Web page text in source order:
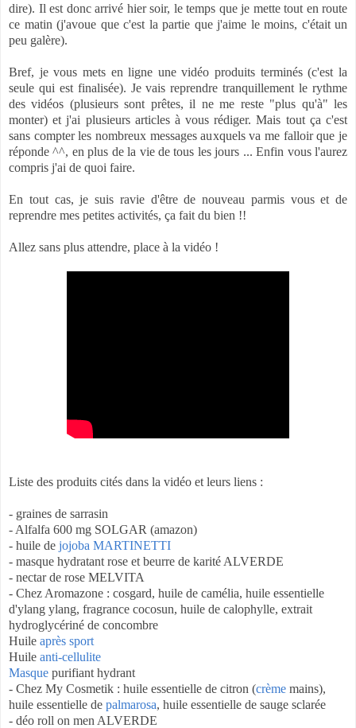
dire). Il est donc arrivé hier soir, le temps que je mette tout en route
ce matin (j'avoue que c'est la partie que j'aime le moins, c'était un
peu galère).
Bref, je vous mets en ligne une vidéo produits terminés (c'est la
seule qui est finalisée). Je vais reprendre tranquillement le rythme
des vidéos (plusieurs sont prêtes, il ne me reste "plus qu'à" les
monter) et j'ai plusieurs articles à vous rédiger. Mais tout ça c'est
sans compter les nombreux messages auxquels va me falloir que je
réponde ^^, en plus de la vie de tous les jours ... Enfin vous l'aurez
compris j'ai de quoi faire.
En tout cas, je suis ravie d'être de nouveau parmis vous et de
reprendre mes petites activités, ça fait du bien !!
Allez sans plus attendre, place à la vidéo !
Liste des produits cités dans la vidéo et leurs liens :
- graines de sarrasin
- Alfalfa 600 mg SOLGAR (amazon)
- huile de jojoba MARTINETTI
- masque hydratant rose et beurre de karité ALVERDE
- nectar de rose MELVITA
- Chez Aromazone : cosgard, huile de camélia, huile essentielle
d'ylang ylang, fragrance cocosun, huile de calophylle, extrait
hydroglycériné de concombre
Huile après sport
Huile anti-cellulite
Masque purifiant hydrant
- Chez My Cosmetik : huile essentielle de citron (crème mains),
huile essentielle de palmarosa, huile essentielle de sauge sclarée
- déo roll on men ALVERDE